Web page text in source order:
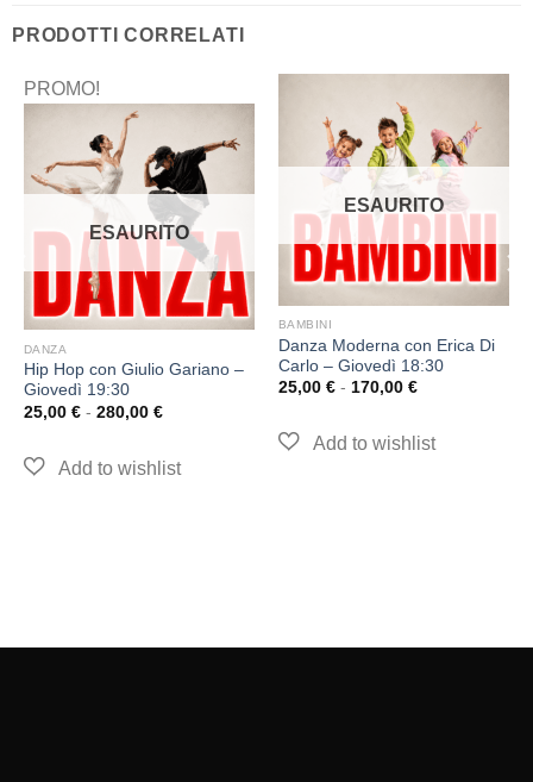
PRODOTTI CORRELATI
PROMO!
ESAURITO
DANZA
Hip Hop con Giulio Gariano –
Giovedì 19:30
25,00 € - 280,00 €
ESAURITO
BAMBINI
Danza Moderna con Erica Di
Carlo – Giovedì 18:30
25,00 € - 170,00 €